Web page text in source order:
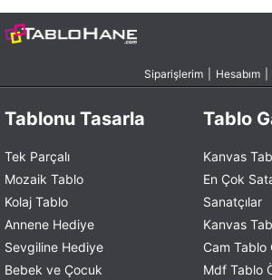
Siparişlerim Hesabım
Tablonu Tasarla
Tek Parçalı
Mozaik Tablo
Kolaj Tablo
Annene Hediye
Sevgiline Hediye
Bebek ve Çocuk
Tablo
Kanvas
En Çok
Sanatçılar
Kanvas
Cam Tablo
Mdf Tablo